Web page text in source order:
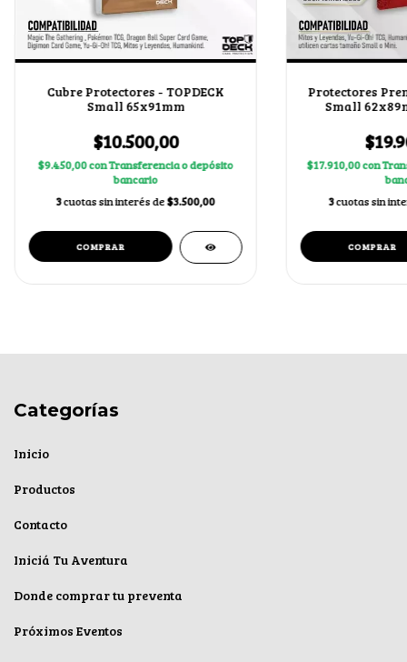
Cubre Protectores - TOPDECK
Small 65x91mm
$10.500,00
$9.450,00conTransferencia o depósito
bancario
3cuotas sin interés de$3.500,00
Protectores
Small
$17.910,00con
3cuotas sin
Categorías
Inicio
Productos
Contacto
Iniciá Tu Aventura
Donde comprar tu preventa
Próximos Eventos